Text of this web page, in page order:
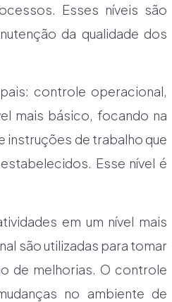
Esses níveis são
da qualidade dos
controle operacional,
mais básico, focando na
instruções de trabalho que
Esse nível é
em um nível mais
são utilizadas para tomar
de melhorias. O controle
no ambiente de